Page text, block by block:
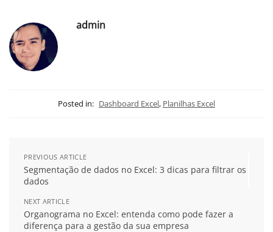
admin
Posted in: Dashboard Excel, Planilhas Excel
PREVIOUS ARTICLE
Segmentação de dados no Excel: 3 dicas para filtrar os
dados
NEXT ARTICLE
Organograma no Excel: entenda como pode fazer a
diferença para a gestão da sua empresa